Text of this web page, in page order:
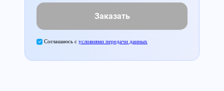
Заказать
Соглашаюсь с условиями передачи данных